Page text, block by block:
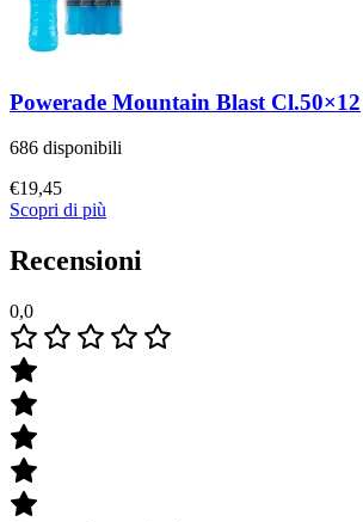
Powerade Mountain Blast Cl.50×12
686 disponibili
€19,45
Scopri di più
Recensioni
0,0